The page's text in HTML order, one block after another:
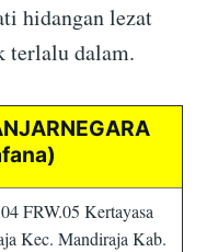
hidangan lezat
terlalu dalam.
FRW.05 Kertayasa
Kec. Mandiraja Kab.